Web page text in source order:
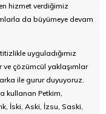
hizmet verdiğimiz
da büyümeye devam
uyguladığımız
ve çözümcül yaklaşımlar
ile gurur duyuyoruz.
kullanan Petkim,
İski, Aski, İzsu, Saski,